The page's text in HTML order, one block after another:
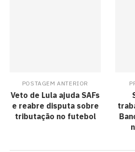
POSTAGEM ANTERIOR
Veto de Lula ajuda SAFs
e reabre disputa sobre
tributação no futebol